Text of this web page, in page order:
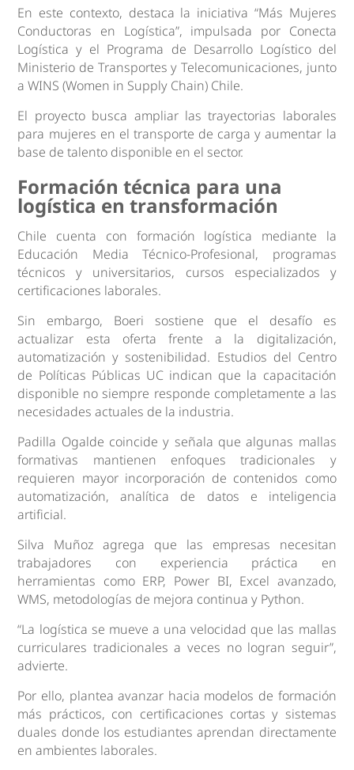
En este contexto, destaca la iniciativa “Más Mujeres
Conductoras en Logística”, impulsada por Conecta
Logística y el Programa de Desarrollo Logístico del
Ministerio de Transportes y Telecomunicaciones, junto
a WINS (Women in Supply Chain) Chile.
El proyecto busca ampliar las trayectorias laborales
para mujeres en el transporte de carga y aumentar la
base de talento disponible en el sector.
Formación técnica para una
logística en transformación
Chile cuenta con formación logística mediante la
Educación Media Técnico-Profesional, programas
técnicos y universitarios, cursos especializados y
certificaciones laborales.
Sin embargo, Boeri sostiene que el desafío es
actualizar esta oferta frente a la digitalización,
automatización y sostenibilidad. Estudios del Centro
de Políticas Públicas UC indican que la capacitación
disponible no siempre responde completamente a las
necesidades actuales de la industria.
Padilla Ogalde coincide y señala que algunas mallas
formativas mantienen enfoques tradicionales y
requieren mayor incorporación de contenidos como
automatización, analítica de datos e inteligencia
artificial.
Silva Muñoz agrega que las empresas necesitan
trabajadores con experiencia práctica en
herramientas como ERP, Power BI, Excel avanzado,
WMS, metodologías de mejora continua y Python.
“La logística se mueve a una velocidad que las mallas
curriculares tradicionales a veces no logran seguir”,
advierte.
Por ello, plantea avanzar hacia modelos de formación
más prácticos, con certificaciones cortas y sistemas
duales donde los estudiantes aprendan directamente
en ambientes laborales.